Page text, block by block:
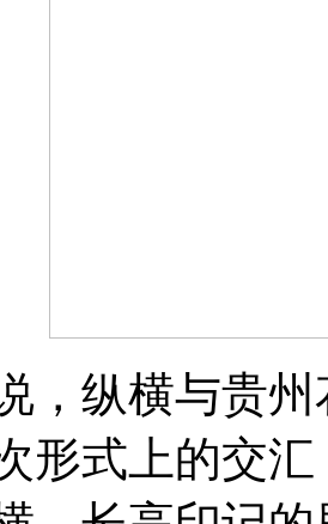
纵横与贵州
形式上的交